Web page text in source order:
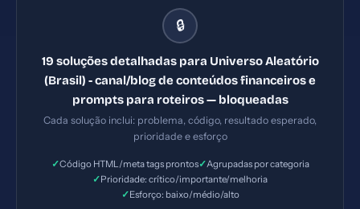
Content Security Policy ausente — Prioridade:
Crítica — Esforço: Baixo — Seu site está vulnerável a
Solução #6: Meta description ausente — Prioridade:
Importante — Esforço: Baixo
🔒
19 soluções detalhadas para Universo Aleatório
(Brasil) - canal/blog de conteúdos financeiros e
prompts para roteiros — bloqueadas
Cada solução inclui: problema, código, resultado esperado,
prioridade e esforço
✓Código HTML/meta tags prontos✓Agrupadas por categoria
✓Prioridade: crítico/importante/melhoria
✓Esforço: baixo/médio/alto